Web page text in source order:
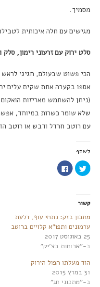
מסמיך.
מגישים עם חלה איכותית
סלט ירוק עם זרעוני רימון, סלק
הכי פשוט שבעולם, חגיגי
אספו בקערה אחת שקית עלים
(ניתן להשתמש מאריזות
שלא שומר כשרות במיוחד,
עם רוטב חרדל ודבש או רוטב
לשתף
לחצו
כדי
לשתף
בחלון
חדש)
לחיצה
לשיתוף
קשור
מתכון בזק: נתחי עוף, דלעת
ערמונים ותפו"א קלויים ברוטב
25 באוגוסט 2017
ב-"ארוחות בצ'יק"
הוד מעלתו הפול הירוק
31 במרץ 2015
ב-"מתכוני חג"